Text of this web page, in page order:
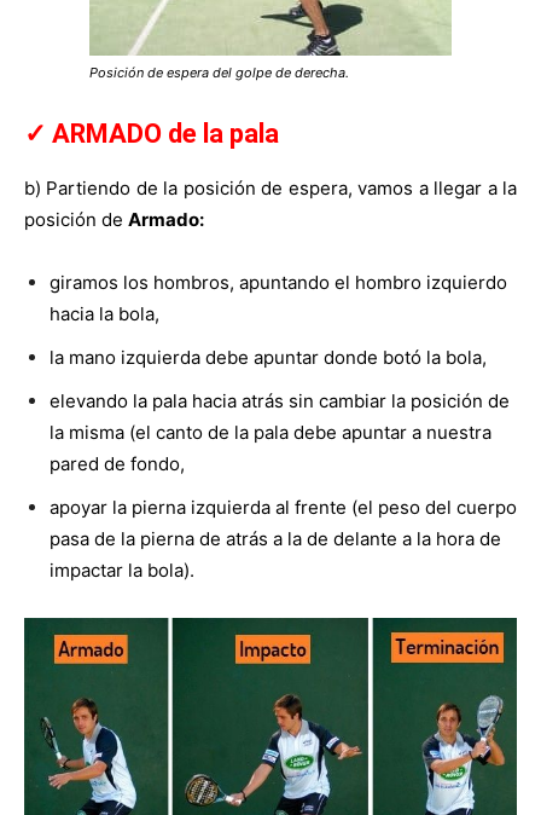
Posición de espera del golpe de derecha.
✓ ARMADO de la pala
b) Partiendo de la posición de espera, vamos a llegar a la
posición de Armado:
giramos los hombros, apuntando el hombro izquierdo
hacia la bola,
la mano izquierda debe apuntar donde botó la bola,
elevando la pala hacia atrás sin cambiar la posición de
la misma (el canto de la pala debe apuntar a nuestra
pared de fondo,
apoyar la pierna izquierda al frente (el peso del cuerpo
pasa de la pierna de atrás a la de delante a la hora de
impactar la bola).